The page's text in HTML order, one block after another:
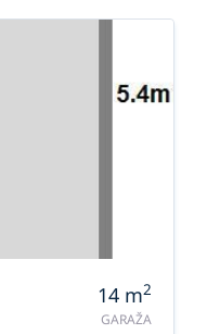
14 m2
GARAŽA